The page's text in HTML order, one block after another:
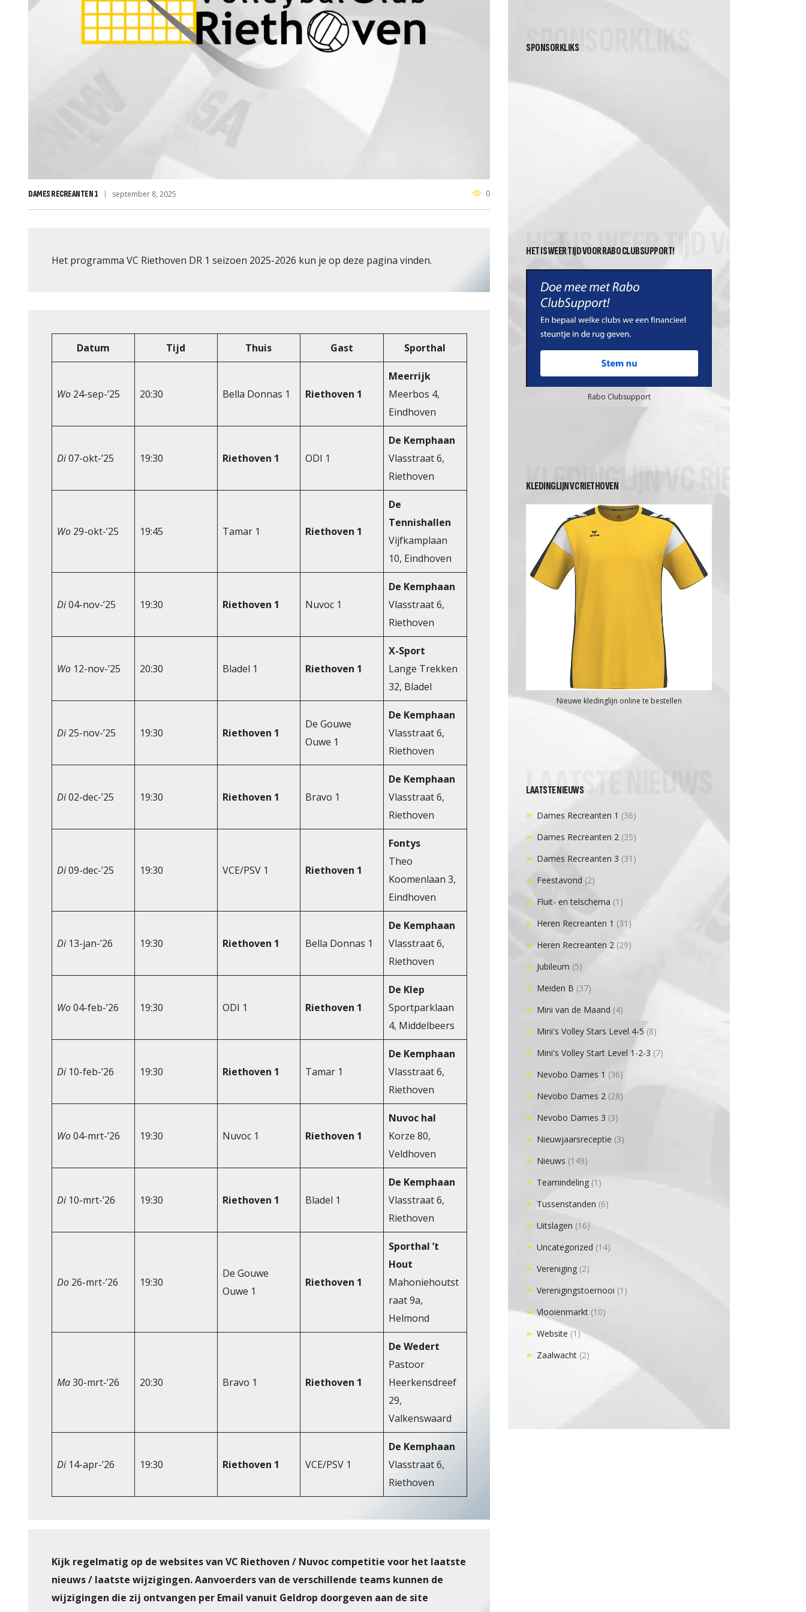
DAMES RECREANTEN 1 september 8, 2025 0
Het programma VC Riethoven DR 1 seizoen 2025-2026 kun je op deze pagina vinden.
Datum Tijd Thuis Gast Sporthal
Wo24-sep-’25 20:30 Bella Donnas 1 Riethoven 1
Meerrijk
Meerbos 4,
Eindhoven
Di07-okt-’25 19:30 Riethoven 1 ODI 1
De Kemphaan
Vlasstraat 6,
Riethoven
Wo29-okt-’25 19:45 Tamar 1 Riethoven 1
De
Tennishallen
Vijfkamplaan
10, Eindhoven
Di04-nov-’25 19:30 Riethoven 1 Nuvoc 1
De Kemphaan
Vlasstraat 6,
Riethoven
Wo12-nov-’25 20:30 Bladel 1 Riethoven 1
X-Sport
Lange Trekken
32, Bladel
Di25-nov-’25 19:30 Riethoven 1
De Gouwe
Ouwe 1
De Kemphaan
Vlasstraat 6,
Riethoven
Di02-dec-’25 19:30 Riethoven 1 Bravo 1
De Kemphaan
Vlasstraat 6,
Riethoven
Di09-dec-’25 19:30 VCE/PSV 1 Riethoven 1
Fontys
Theo
Koomenlaan 3,
Eindhoven
Di13-jan-’26 19:30 Riethoven 1 Bella Donnas 1
De Kemphaan
Vlasstraat 6,
Riethoven
Wo04-feb-’26 19:30 ODI 1 Riethoven 1
De Klep
Sportparklaan
4, Middelbeers
Di10-feb-’26 19:30 Riethoven 1 Tamar 1
De Kemphaan
Vlasstraat 6,
Riethoven
Wo04-mrt-’26 19:30 Nuvoc 1 Riethoven 1
Nuvoc hal
Korze 80,
Veldhoven
Di10-mrt-’26 19:30 Riethoven 1 Bladel 1
De Kemphaan
Vlasstraat 6,
Riethoven
Do26-mrt-’26 19:30
De Gouwe
Ouwe 1
Riethoven 1
Sporthal ’t
Hout
Mahoniehoutst
raat 9a,
Helmond
Ma30-mrt-’26 20:30 Bravo 1 Riethoven 1
De Wedert
Pastoor
Heerkensdreef
29,
Valkenswaard
Di14-apr-’26 19:30 Riethoven 1 VCE/PSV 1
De Kemphaan
Vlasstraat 6,
Riethoven
Kijk regelmatig op de websites van VC Riethoven / Nuvoc competitie voor het laatste
nieuws / laatste wijzigingen. Aanvoerders van de verschillende teams kunnen de
wijzigingen die zij ontvangen per Email vanuit Geldrop doorgeven aan de site
SPONSORKLIKS
SPONSORKLIKS
HET IS WEER TIJD VOOR RABO CLUBSUPPORT!
HET IS WEER TIJD VOOR
Rabo Clubsupport
KLEDINGLIJN VC RIETHOVEN
KLEDINGLIJN VC
Nieuwe kledinglijn online te bestellen
LAATSTE NIEUWS
LAATSTE NIEUWS
Dames Recreanten 1 (36)
Dames Recreanten 2 (35)
Dames Recreanten 3 (31)
Feestavond (2)
Fluit- en telschema (1)
Heren Recreanten 1 (31)
Heren Recreanten 2 (29)
Jubileum (5)
Meiden B (37)
Mini van de Maand (4)
Mini's Volley Stars Level 4-5 (8)
Mini's Volley Start Level 1-2-3 (7)
Nevobo Dames 1 (36)
Nevobo Dames 2 (28)
Nevobo Dames 3 (3)
Nieuwjaarsreceptie (3)
Nieuws (149)
Teamindeling (1)
Tussenstanden (6)
Uitslagen (16)
Uncategorized (14)
Vereniging (2)
Verenigingstoernooi (1)
Vlooienmarkt (10)
Website (1)
Zaalwacht (2)